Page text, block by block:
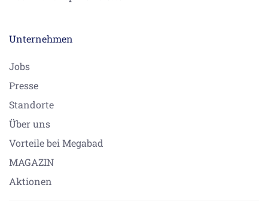
Unternehmen
Jobs
Presse
Standorte
Über uns
Vorteile bei Megabad
MAGAZIN
Aktionen